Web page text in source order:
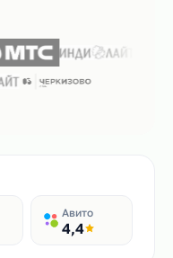
Авито
4,4